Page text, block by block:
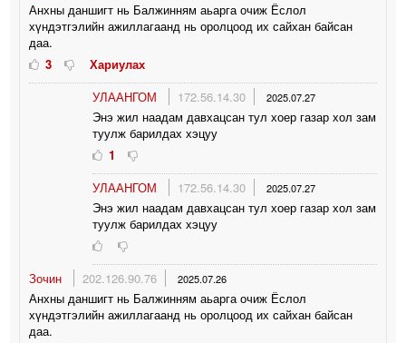
Анхны даншигт нь Балжинням аьарга очиж Ёслол
хүндэтгэлийн ажиллагаанд нь оролцоод их сайхан байсан
даа.
3
Хариулах
УЛААНГОМ
172.56.14.30 2025.07.27
Энэ жил наадам давхацсан тул хоер газар хол зам
туулж барилдах хэцуу
1
УЛААНГОМ
172.56.14.30 2025.07.27
Энэ жил наадам давхацсан тул хоер газар хол зам
туулж барилдах хэцуу
Зочин 202.126.90.76 2025.07.26
Анхны даншигт нь Балжинням аьарга очиж Ёслол
хүндэтгэлийн ажиллагаанд нь оролцоод их сайхан байсан
даа.